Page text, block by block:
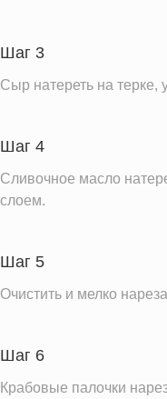
Шаг 3
Сыр натереть на терке,
Шаг 4
Сливочное масло
слоем.
Шаг 5
Очистить и мелко
Шаг 6
Крабовые палочки